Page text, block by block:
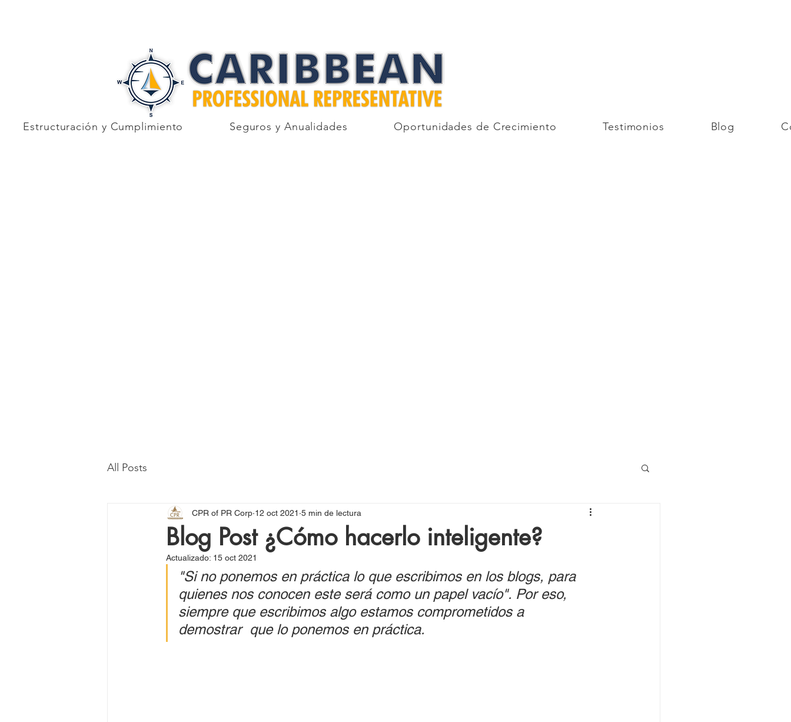
Estructuración y Cumplimiento Seguros y Anualidades Oportunidades de Crecimiento Testimonios Blog
All Posts
Blog Post ¿Cómo hacerlo inteligente?
CPR of PR Corp 12 oct 2021 5 min de lectura
Actualizado: 15 oct 2021
"Si no ponemos en práctica lo que escribimos en los blogs, para
quienes nos conocen este será como un papel vacío". Por eso,
siempre que escribimos algo estamos comprometidos a
demostrar  que lo ponemos en práctica.